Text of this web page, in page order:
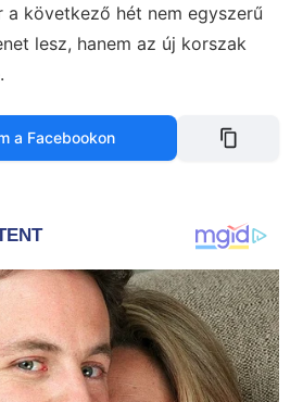
a következő hét nem egyszerű
lesz, hanem az új korszak
a Facebookon